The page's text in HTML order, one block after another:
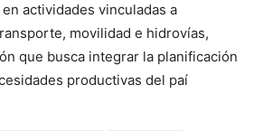
actividades vinculadas a
movilidad e hidrovías,
que busca integrar la planificación
productivas del paí